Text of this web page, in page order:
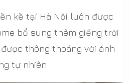
kề tại Hà Nội luôn được
bổ sung thêm giếng trời
thông thoáng với ánh
tự nhiên